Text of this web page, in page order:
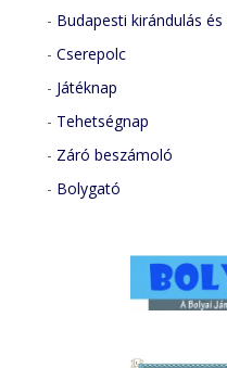
- Budapesti kirándulás és
-Cserepolc
- Játéknap
- Tehetségnap
- Záró beszámoló
- Bolygató